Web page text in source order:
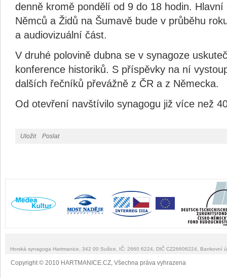
denně kromě pondělí od 9 do 18 hodin.
Němců a Židů na Šumavě bude v průběhu
a audiovizuální část.
V druhé polovině dubna se v synagoze
konference historiků. S příspěvky na ní
dalších řečníků převážně z ČR a z Německa.
Od otevření navštívilo synagogu již více než
Uložit Poslat
Horská synagoga Hartmanice, 342 00 Sušice, IČ: 2660 6224, DIČ CZ26606224, Bankovní
Copyright © 2010 HARTMANICE.CZ, Všechna práva vyhrazena